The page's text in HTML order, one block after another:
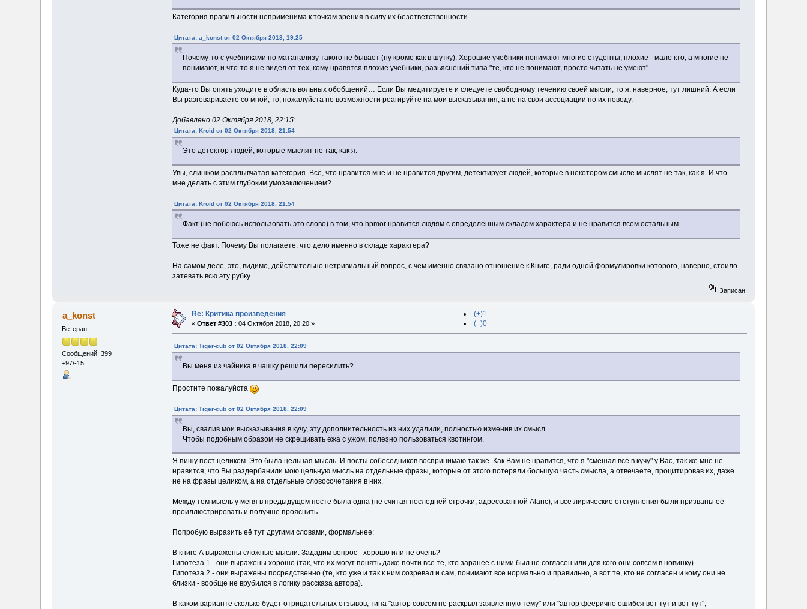
Категория правильности неприменима к точкам зрения в силу их безответственности.
Цитата: a_konst от 02 Октября 2018, 19:25
Почему-то с учебниками по матанализу такого не бывает (ну кроме как в шутку). Хорошие учебники понимают многие студенты, плохие - мало кто, а многие не
понимают, и что-то я не видел от тех, кому нравятся плохие учебники, разьяснений типа "те, кто не понимают, просто читать не умеют".
Куда-то Вы опять уходите в область вольных обобщений… Если Вы медитируете и следуете свободному течению своей мысли, то я, наверное, тут лишний. А если
Вы разговариваете со мной, то, пожалуйста по возможности реагируйте на мои высказывания, а не на свои ассоциации по их поводу.
Добавлено 02 Октября 2018, 22:15:
Цитата: Kroid от 02 Октября 2018, 21:54
Это детектор людей, которые мыслят не так, как я.
Увы, слишком расплывчатая категория. Всё, что нравится мне и не нравится другим, детектирует людей, которые в некотором смысле мыслят не так, как я. И что
мне делать с этим глубоким умозаключением?
Цитата: Kroid от 02 Октября 2018, 21:54
Факт (не побоюсь использовать это слово) в том, что hpmor нравится людям с определенным складом характера и не нравится всем остальным.
Тоже не факт. Почему Вы полагаете, что дело именно в складе характера?
На самом деле, это, видимо, действительно нетривиальный вопрос, с чем именно связано отношение к Книге, ради одной формулировки которого, наверно, стоило
затевать всю эту рубку.
Записан
a_konst
Ветеран
Сообщений: 399
+97/-15
Re: Критика произведения
«Ответ #303 : 04 Октября 2018, 20:20 »
(+)1
(−)0
Цитата: Tiger-cub от 02 Октября 2018, 22:09
Вы меня из чайника в чашку решили пересилить?
Простите пожалуйста
Цитата: Tiger-cub от 02 Октября 2018, 22:09
Вы, свалив мои высказывания в кучу, эту дополнительность из них удалили, полностью изменив их смысл…
Чтобы подобным образом не скрещивать ежа с ужом, полезно пользоваться квотингом.
Я пишу пост целиком. Это была цельная мысль. И посты собеседников воспринимаю так же. Как Вам не нравится, что я "смешал все в кучу" у Вас, так же мне не
нравится, что Вы раздербанили мою цельную мысль на отдельные фразы, которые от этого потеряли большую часть смысла, а отвечаете, процитировав их, даже
не на фразы целиком, а на отдельные словосочетания в них.
Между тем мысль у меня в предыдущем посте была одна (не считая последней строчки, адресованной Alaric), и все лирические отступления были призваны её
проиллюстрировать и получше прояснить.
Попробую выразить её тут другими словами, формальнее:
В книге А выражены сложные мысли. Зададим вопрос - хорошо или не очень?
Гипотеза 1 - они выражены хорошо (так, что их могут понять даже почти все те, кто заранее с ними был не согласен или для кого они совсем в новинку)
Гипотеза 2 - они выражены посредственно (те, кто уже и так к ним созревал и сам, понимают все нормально и правильно, а вот те, кто не согласен и кому они не
близки - вообще не врубился в логику рассказа автора).
В каком варианте сколько будет отрицательных отзывов, типа "автор совсем не раскрыл заявленную тему" или "автор феерично ошибся вот тут и вот тут",